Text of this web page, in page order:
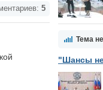
Тема
"Шансы
5